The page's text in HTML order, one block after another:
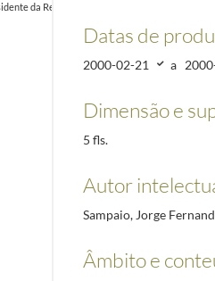
da República para as comunidades
Datas de
2000-02-21 a
Dimensão e
5 fls.
Autor
Sampaio, Jorge
Âmbito e